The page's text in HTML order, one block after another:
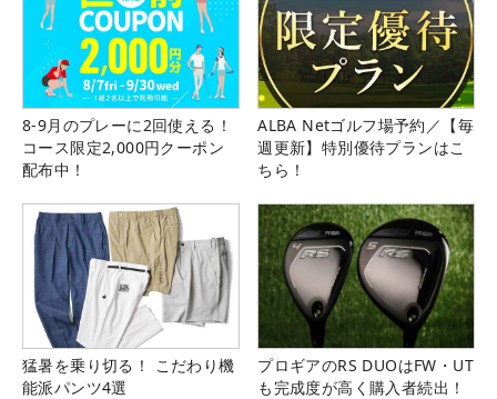
8-9月のプレーに2回使える！
コース限定2,000円クーポン
配布中！
ALBA Netゴルフ場予約／【毎
週更新】特別優待プランはこ
ちら！
猛暑を乗り切る！ こだわり機
能派パンツ4選
プロギアのRS DUOはFW・UT
も完成度が高く購入者続出！